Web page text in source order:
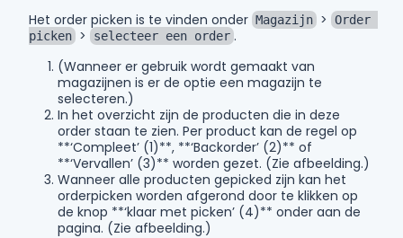
Het order picken is te vinden onder Magazijn >
Order
picken > selecteer een order .
(Wanneer er gebruik wordt gemaakt van
magazijnen is er de optie een magazijn te
selecteren.)
In het overzicht zijn de producten die in deze
order staan te zien. Per product kan de regel op
**‘Compleet’ (1)**, **‘Backorder’ (2)** of
**‘Vervallen’ (3)** worden gezet. (Zie afbeelding.)
Wanneer alle producten gepicked zijn kan het
orderpicken worden afgerond door te klikken op
de knop **‘klaar met picken’ (4)** onder aan de
pagina. (Zie afbeelding.)